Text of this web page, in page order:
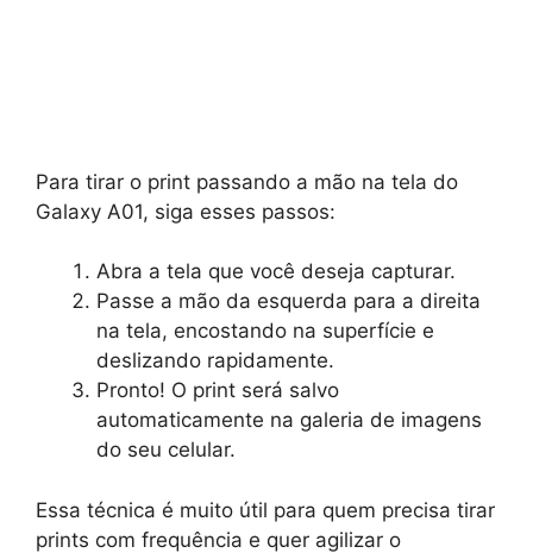
Para tirar o print passando a mão na tela do
Galaxy A01, siga esses passos:
Abra a tela que você deseja capturar.
Passe a mão da esquerda para a direita
na tela, encostando na superfície e
deslizando rapidamente.
Pronto! O print será salvo
automaticamente na galeria de imagens
do seu celular.
Essa técnica é muito útil para quem precisa tirar
prints com frequência e quer agilizar o